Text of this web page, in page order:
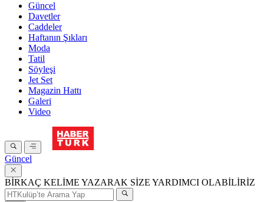
Güncel
Davetler
Caddeler
Haftanın Şıkları
Moda
Tatil
Söyleşi
Jet Set
Magazin Hattı
Galeri
Video
Güncel
BİRKAÇ KELİME YAZARAK SİZE YARDIMCI OLABİLİRİZ